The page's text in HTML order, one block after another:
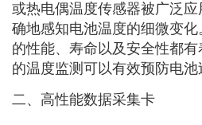
或热电偶温度传感器被广泛
确地感知电池温度的细微变
的性能、寿命以及安全性都
的温度监测可以有效预防电池
二、高性能数据采集卡